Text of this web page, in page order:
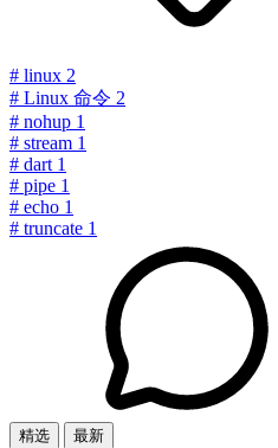
# linux 2
# Linux 命令 2
# nohup 1
# stream 1
# dart 1
# pipe 1
# echo 1
# truncate 1
精选 最新